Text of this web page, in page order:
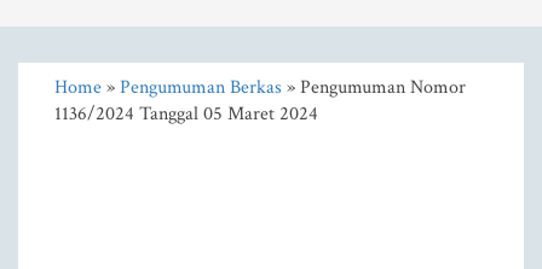
Home»Pengumuman Berkas » Pengumuman Nomor
1136/2024 Tanggal 05 Maret 2024